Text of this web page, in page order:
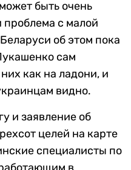
быть очень
с малой
об этом пока
сам
как на ладони, и
видно.
и заявление об
целей на карте
специалисты по
в